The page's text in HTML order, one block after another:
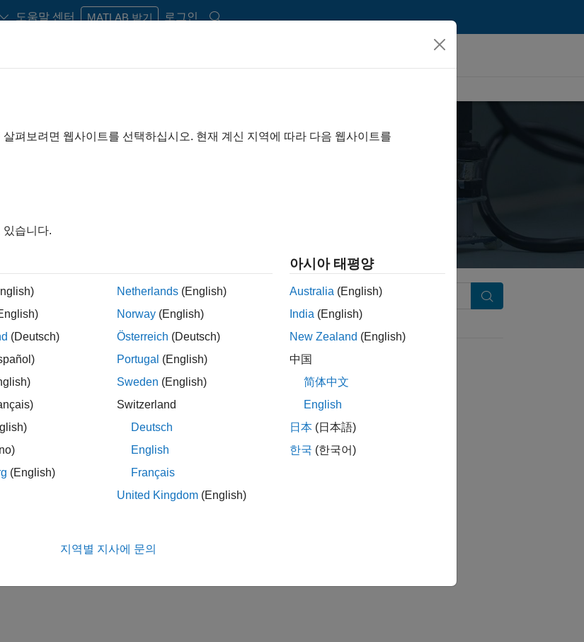
도움말 센터 MATLAB 받기 로그인
Search
펴보려면 웹사이트를 선택하십시오. 현재 계신 지역에 따라 다음 웹사이트를
있습니다.
(Deutsch)
(English)
Netherlands (English)
Norway (English)
Österreich (Deutsch)
Portugal (English)
Sweden (English)
Switzerland
Deutsch
English
Français
United Kingdom (English)
아시아 태평양
Australia (English)
India (English)
New Zealand (English)
中国
简体中文
English
日本 (日本語)
한국 (한국어)
지역별 지사에 문의